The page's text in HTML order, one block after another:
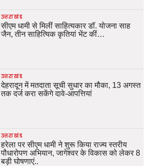
उत्तराखंड
सीएम धामी से मिलीं साहित्यकार डॉ. योजना साह
जैन, तीन साहित्यिक कृतियां भेंट कीं…
उत्तराखंड
देहरादून में मतदाता सूची सुधार का मौका, 13 अगस्त
तक दर्ज करा सकेंगे दावे-आपत्तियां
उत्तराखंड
हरेला पर सीएम धामी ने शुरू किया राज्य स्तरीय
पौधारोपण अभियान, जागेश्वर के विकास को लेकर 8
बड़ी घोषणाएं..